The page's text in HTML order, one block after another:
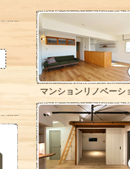
マンションリノベーシ